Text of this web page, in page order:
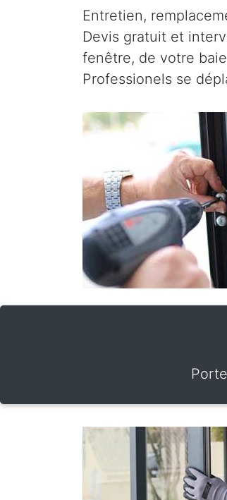
Entretien,
Devis gratuit et
fenêtre, de votre
Professionels se